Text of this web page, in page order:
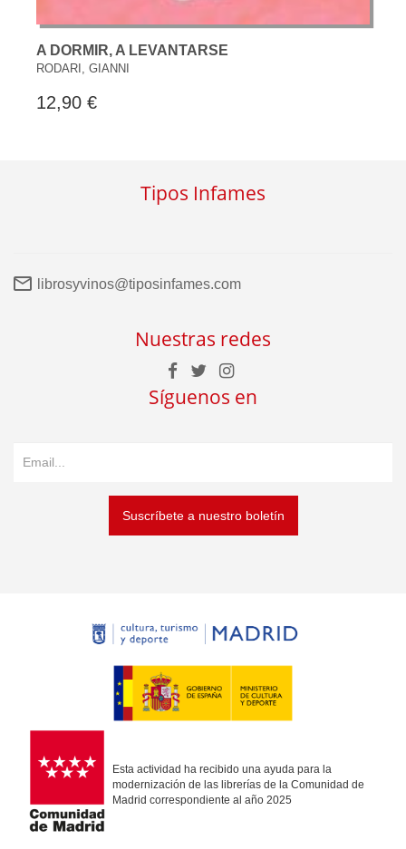
A DORMIR, A LEVANTARSE
RODARI, GIANNI
12,90 €
Tipos Infames
librosyvinos@tiposinfames.com
Nuestras redes
Síguenos en
Suscríbete a nuestro boletín
Esta actividad ha recibido una ayuda para la
modernización de las librerías de la Comunidad de
Madrid correspondiente al año 2025